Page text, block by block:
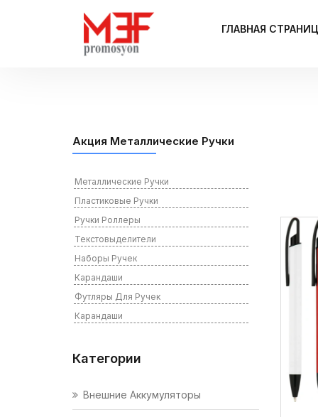
ГЛАВНАЯ
Акция Металлические Ручки
Металлические Ручки
Пластиковые Ручки
Ручки Роллеры
Текстовыделители
Наборы Ручек
Карандаши
Футляры Для Ручек
Карандаши
Категории
Внешние Аккумуляторы